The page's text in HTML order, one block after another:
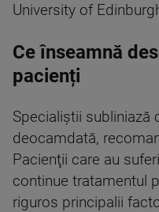
University of
Ce înseamnă
pacienți
Specialiştii subliniază
deocamdată,
Pacienţii care au
continue tratamentul
riguros principalii